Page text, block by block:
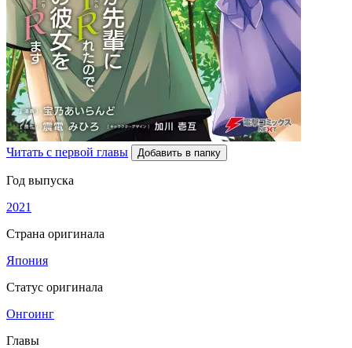
Читать с первой главы Добавить в папку
Год выпуска
2021
Страна оригинала
Япония
Статус оригинала
Онгоинг
Главы